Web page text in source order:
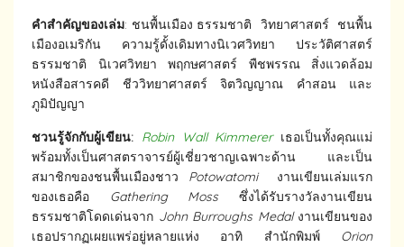
คำสำคัญของเล่ม: ชนพื้นเมือง ธรรมชาติ วิทยาศาสตร์ ชนพื้น
เมืองอเมริกัน ความรู้ดั้งเดิมทางนิเวศวิทยา ประวัติศาสตร์
ธรรมชาติ นิเวศวิทยา พฤกษศาสตร์ พืชพรรณ สิ่งแวดล้อม
หนังสือสารคดี ชีววิทยาศาสตร์ จิตวิญญาณ คำสอน และ
ภูมิปัญญา
ชวนรู้จักกับผู้เขียน: Robin Wall Kimmererเธอเป็นทั้งคุณแม่
พร้อมทั้งเป็นศาสตราจารย์ผู้เชี่ยวชาญเฉพาะด้าน และเป็น
สมาชิกของชนพื้นเมืองชาว Potowatomiงานเขียนเล่มแรก
ของเธอคือ Gathering Mossซึ่งได้รับรางวัลงานเขียน
ธรรมชาติโดดเด่นจาก John Burroughs Medalงานเขียนของ
เธอปรากฏเผยแพร่อยู่หลายแห่ง อาทิ สำนักพิมพ์ Orion